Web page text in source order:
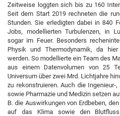
Zeitweise loggten sich bis zu 160
Seit dem Start 2019 rechneten die
Stunden. Sie erledigten dabei in 840
Jobs, modellierten Turbulenzen, in
sogar im Feuer. Besonders
Physik und Thermodynamik, da
werden. So modellierte ein Team des
aus einem Datenvolumen von 25
Universum über zwei Mrd. Lichtjahre
zu rekonstruieren. Auch die
sowie Pharmazie und Medizin setzen
B. die Auswirkungen von Erdbeben,
auf das Klima sowie den